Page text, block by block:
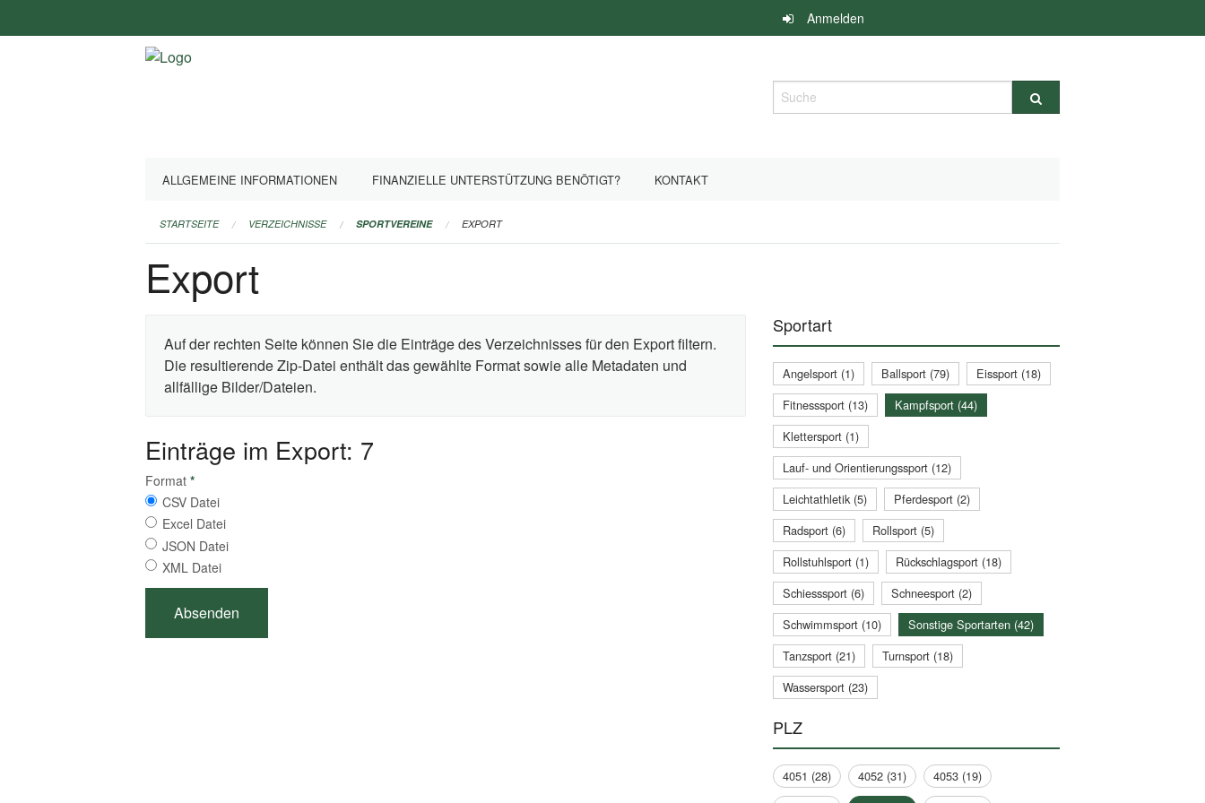
überspringen
Anmelden
Suche
ALLGEMEINE INFORMATIONEN FINANZIELLE UNTERSTÜTZUNG BENÖTIGT? KONTAKT
STARTSEITE VERZEICHNISSE SPORTVEREINE EXPORT
Export
Auf der rechten Seite können Sie die Einträge des Verzeichnisses für den Export filtern.
Die resultierende Zip-Datei enthält das gewählte Format sowie alle Metadaten und
allfällige Bilder/Dateien.
Einträge im Export: 7
Format *
CSV Datei
Excel Datei
JSON Datei
XML Datei
Sportart
Angelsport (1) Ballsport (79)
Eissport (18)
Fitnesssport (13)
Kampfsport (44)
Klettersport (1)
Lauf- und Orientierungssport (12)
Leichtathletik (5)
Pferdesport (2)
Radsport (6)
Rollsport (5)
Rollstuhlsport (1)
Rückschlagsport (18)
Schiesssport (6)
Schneesport (2)
Schwimmsport (10)
Sonstige Sportarten (42)
Tanzsport (21)
Turnsport (18)
Wassersport (23)
PLZ
4051 (28) 4052 (31)
4053 (19)